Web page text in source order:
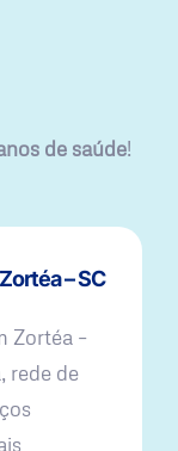
de saúde!
– SC
Zortéa –
rede de